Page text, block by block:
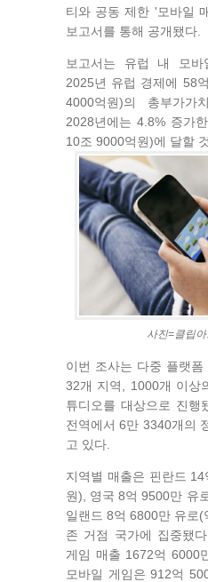
티와 공동 제한 '모바일
보고서를 통해 공개됐다.
보고서는 유럽 내 모바
2025년 유럽 경제에 58
4000억원)의 총부가가
2028년에는 4.8% 증가
10조 9000억원)에 달할
사진=클립
이번 조사는 다중 플랫
32개 지역, 1000개 이상
튜디오를 대상으로 진행
전역에서 6만 3340개의
고 있다.
지역별 매출은 핀란드
원), 영국 8억 9500만 유
일랜드 8억 6800만 유로
존 거점 국가에 집중됐
게임 매출 1672억 6000
모바일 게임은 912억